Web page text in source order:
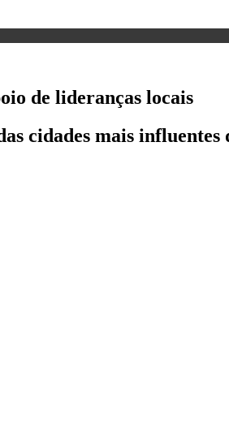
de lideranças locais
cidades mais influentes